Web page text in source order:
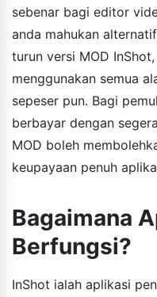
sebenar bagi editor
anda mahukan
turun versi MOD
menggunakan semua
sepeser pun. Bagi
berbayar dengan
MOD boleh
keupayaan penuh
Bagaimana
Berfungsi?
InShot ialah aplikasi